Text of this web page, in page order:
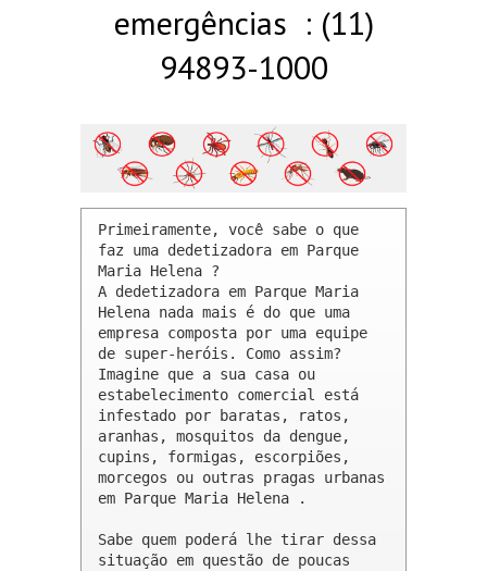
emergências : (11)
94893-1000
Primeiramente, você sabe o que
faz uma dedetizadora em Parque
Maria Helena ?
A dedetizadora em Parque Maria
Helena nada mais é do que uma
empresa composta por uma equipe
de super-heróis. Como assim?
Imagine que a sua casa ou
estabelecimento comercial está
infestado por baratas, ratos,
aranhas, mosquitos da dengue,
cupins, formigas, escorpiões,
morcegos ou outras pragas urbanas
em Parque Maria Helena .
Sabe quem poderá lhe tirar dessa
situação em questão de poucas